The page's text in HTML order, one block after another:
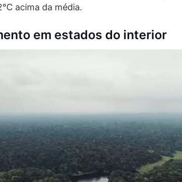
acima da média.
em estados do interior